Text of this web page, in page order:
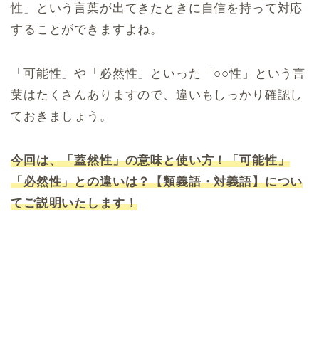
性」という言葉が出てきたときに自信を持って対応
することができますよね。
「可能性」や「必然性」といった「○○性」という言
葉はたくさんありますので、違いもしっかり確認し
ておきましょう。
今回は、「蓋然性」の意味と使い方！「可能性」
「必然性」との違いは？【類義語・対義語】につい
てご説明いたします！